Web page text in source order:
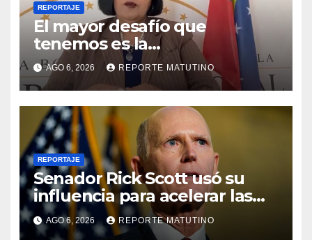
REPORTAJE
El mayor desafío que
tenemos es la
reinstitucionalización
AGO 6, 2026 REPORTE MATUTINO
REPORTAJE
Senador Rick Scott usó su
influencia para acelerar las
elecciones en Venezuela
AGO 6, 2026 REPORTE MATUTINO